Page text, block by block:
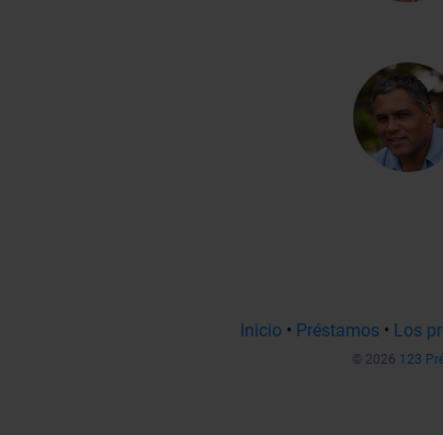
Inicio • Préstamos • Los
© 2026 123